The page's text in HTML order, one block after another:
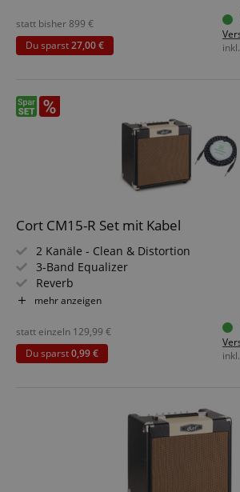
Farbe & Finish: Mariana Blue Burst,
statt bisher899 €
Du sparst27,00 €
Cort CM15-R Set mit Kabel
2 Kanäle - Clean & Distortion
3-Band Equalizer
Reverb
15 Watt (RMS) Leistung
Inkl. Textil-Klinkenkabel
mehr anzeigen
statt einzeln 129,99 €
Du sparst0,99 €